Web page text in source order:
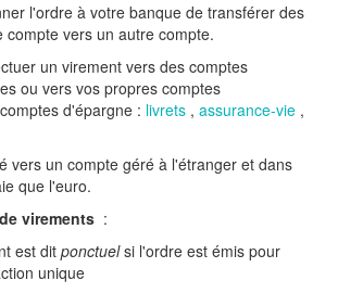
l'ordre à votre banque de transférer des
compte vers un autre compte.
un virement vers des comptes
ou vers vos propres comptes
d'épargne : livrets , assurance-vie ,
vers un compte géré à l'étranger et dans
que l'euro.
virements :
est dit ponctuel si l'ordre est émis pour
unique